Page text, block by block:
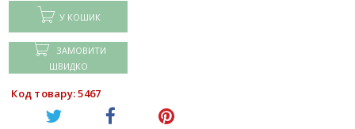
У КОШИК
ЗАМОВИТИ
ШВИДКО
Код товару: 5467